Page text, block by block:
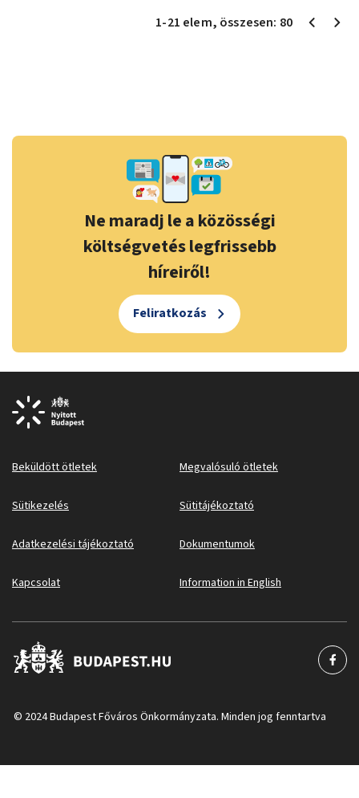
1-21 elem, összesen: 80
Ne maradj le a közösségi
költségvetés legfrissebb
híreiről!
Feliratkozás
Beküldött ötletek Megvalósuló ötletek
Sütikezelés Sütitájékoztató
Adatkezelési tájékoztató Dokumentumok
Kapcsolat Information in English
© 2024 Budapest Főváros Önkormányzata. Minden jog fenntartva